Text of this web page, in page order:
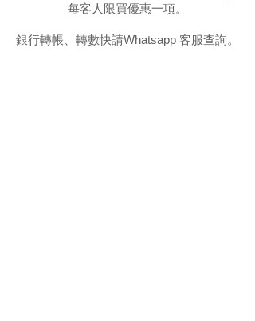
每客人限買優惠一項。
​銀行轉帳、轉數快請Whatsapp 客服查詢。